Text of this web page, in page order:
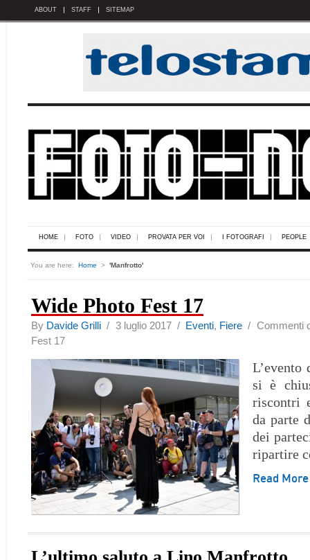
ABOUT STAFF SITEMAP
HOME FOTO VIDEO PROVATA PER VOI I FOTOGRAFI PEOPLE
You are here: Home > 'Manfrotto'
Wide Photo Fest 17
By Davide Grilli / 3 luglio 2017 / Eventi, Fiere / Commenti
Fest 17
L’evento
si è
riscontri
da parte
dei
ripartire
Read